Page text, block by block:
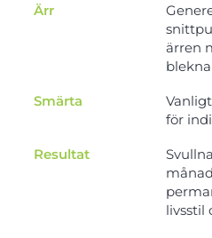
Ärr
ärren
Smärta
för
Resultat
livsstil